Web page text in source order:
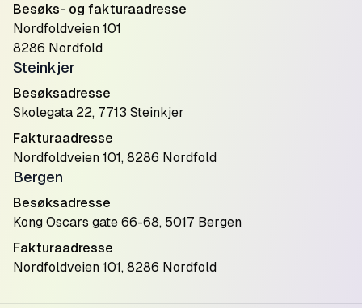
Besøks- og fakturaadresse
Nordfoldveien 101
8286 Nordfold
Steinkjer
Besøksadresse
Skolegata 22, 7713 Steinkjer
Fakturaadresse
Nordfoldveien 101, 8286 Nordfold
Bergen
Besøksadresse
Kong Oscars gate 66-68, 5017 Bergen
Fakturaadresse
Nordfoldveien 101, 8286 Nordfold